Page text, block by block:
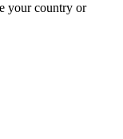
your country or